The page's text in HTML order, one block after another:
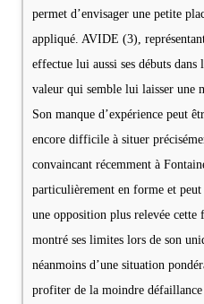
permet d’envisager une petite
appliqué. AVIDE (3),
effectue lui aussi ses débuts dans
valeur qui semble lui laisser une
Son manque d’expérience peut
encore difficile à situer
convaincant récemment à
particulièrement en forme et
une opposition plus relevée
montré ses limites lors de son
néanmoins d’une situation
profiter de la moindre